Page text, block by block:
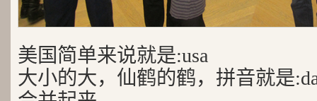
美国简单来说就是:usa
大小的大，仙鹤的鹤，拼音就是